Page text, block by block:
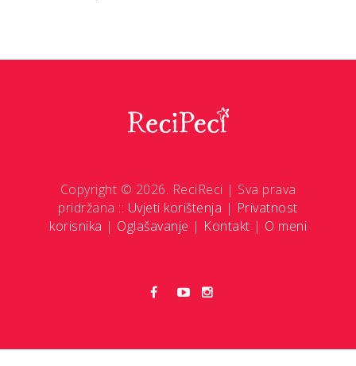
Copyright © 2026. ReciReci | Sva prava
pridržana :: Uvjeti korištenja | Privatnost
korisnika | Oglašavanje | Kontakt | O meni